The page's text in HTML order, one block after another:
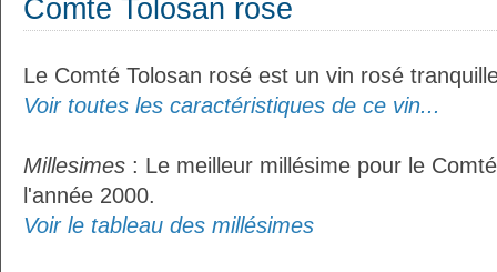
Comté Tolosan rosé
Le Comté Tolosan rosé est un vin rosé
Voir toutes les caractéristiques de ce vin...
Millesimes : Le meilleur millésime pour le
l'année 2000.
Voir le tableau des millésimes